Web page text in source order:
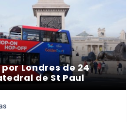
Londres de 24
de St Paul